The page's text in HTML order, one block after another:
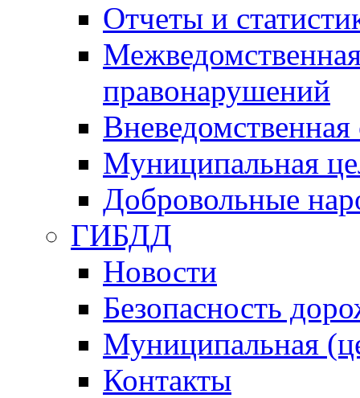
Отчеты и
правонарушений
Вневедомственная
Муниципальная
Добровольные
ГИБДД
Новости
Безопасность
Муниципальная
Контакты